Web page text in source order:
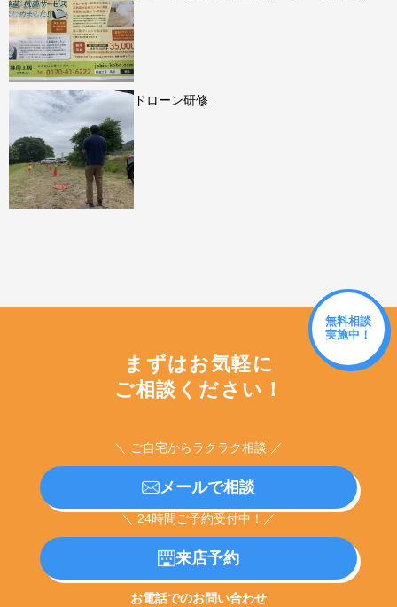
ドローン研修
無料相談
実施中！
まずはお気軽に
ご相談ください！
＼ ご自宅からラクラク相談 ／
メールで相談
＼ 24時間ご予約受付中！／
来店予約
お電話でのお問い合わせ